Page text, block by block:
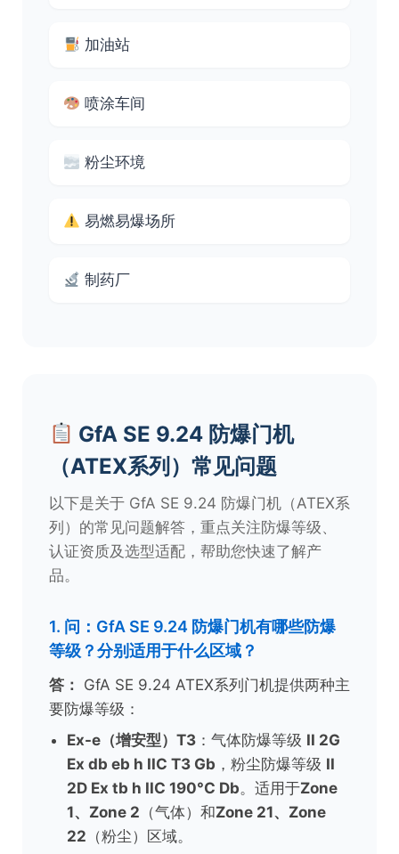
加油站
喷涂车间
粉尘环境
易燃易爆场所
制药厂
GfA SE 9.24 防爆门机
（ATEX系列）常见问题
以下是关于 GfA SE 9.24 防爆门机（ATEX系
列）的常见问题解答，重点关注防爆等级、
认证资质及选型适配，帮助您快速了解产
品。
1. 问：GfA SE 9.24 防爆门机有哪些防爆
等级？分别适用于什么区域？
答： GfA SE 9.24 ATEX系列门机提供两种主
要防爆等级：
Ex-e（增安型）T3 ：气体防爆等级 II 2G
Ex db eb h IIC T3 Gb ，粉尘防爆等级 II
2D Ex tb h IIC 190°C Db。适用于Zone
1、Zone 2 （气体）和Zone 21、Zone
22 （粉尘）区域。